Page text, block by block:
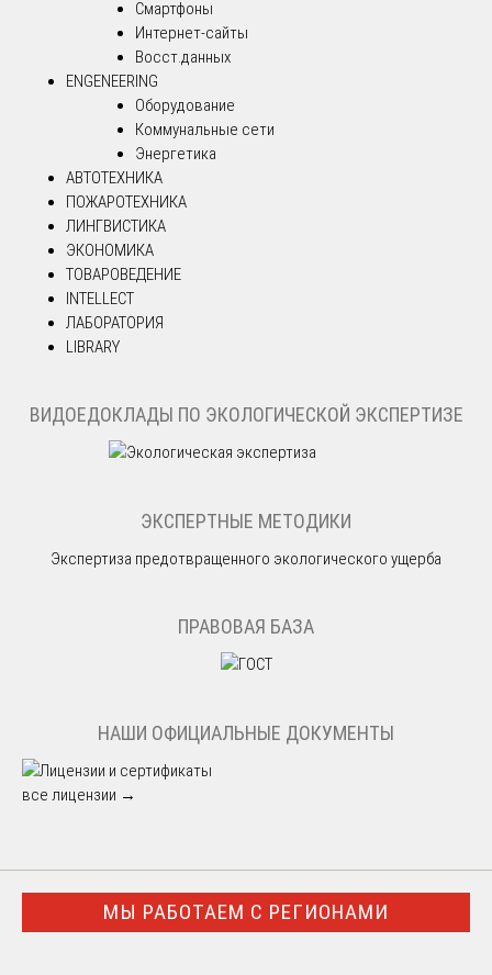
Смартфоны
Интернет-сайты
Восст.данных
ENGENEERING
Оборудование
Коммунальные сети
Энергетика
АВТОТЕХНИКА
ПОЖАРОТЕХНИКА
ЛИНГВИСТИКА
ЭКОНОМИКА
ТОВАРОВЕДЕНИЕ
INTELLECT
ЛАБОРАТОРИЯ
LIBRARY
ВИДОЕДОКЛАДЫ ПО ЭКОЛОГИЧЕСКОЙ ЭКСПЕРТИЗЕ
ЭКСПЕРТНЫЕ МЕТОДИКИ
Экспертиза предотвращенного экологического ущерба
ПРАВОВАЯ БАЗА
НАШИ ОФИЦИАЛЬНЫЕ ДОКУМЕНТЫ
все лицензии →
МЫ РАБОТАЕМ С РЕГИОНАМИ